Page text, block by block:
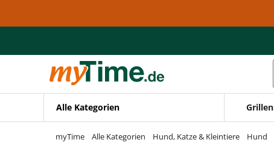
Zur Navigation springen
Alle Kategorien Grillen
myTime Alle Kategorien Hund, Katze & Kleintiere Hund